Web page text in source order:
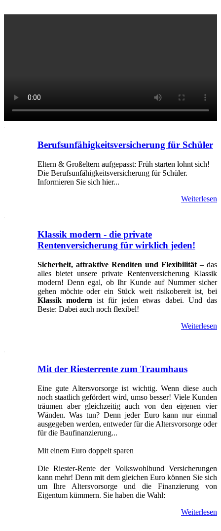
Berufsunfähigkeitsversicherung für Schüler
Eltern & Großeltern aufgepasst: Früh starten lohnt sich!
Die Berufsunfähigkeitsversicherung für Schüler.
Informieren Sie sich hier...
Weiterlesen
Klassik modern - die private
Rentenversicherung für wirklich jeden!
Sicherheit, attraktive Renditen und Flexibilität– das
alles bietet unsere private Rentenversicherung Klassik
modern! Denn egal, ob Ihr Kunde auf Nummer sicher
gehen möchte oder ein Stück weit risikobereit ist, bei
Klassik modern ist für jeden etwas dabei. Und das
Beste: Dabei auch noch flexibel!
Weiterlesen
Mit der Riesterrente zum Traumhaus
Eine gute Altersvorsorge ist wichtig. Wenn diese auch
noch staatlich gefördert wird, umso besser! Viele Kunden
träumen aber gleichzeitig auch von den eigenen vier
Wänden. Was tun? Denn jeder Euro kann nur einmal
ausgegeben werden, entweder für die Altersvorsorge oder
für die Baufinanzierung...
Mit einem Euro doppelt sparen
Die Riester-Rente der Volkswohlbund Versicherungen
kann mehr! Denn mit dem gleichen Euro können Sie sich
um Ihre Altersvorsorge und die Finanzierung von
Eigentum kümmern. Sie haben die Wahl:
Weiterlesen